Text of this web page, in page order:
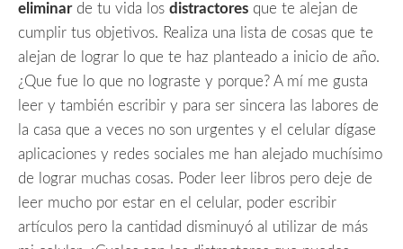
eliminarde tu vida los distractores que te alejan de
cumplir tus objetivos. Realiza una lista de cosas que te
alejan de lograr lo que te haz planteado a inicio de año.
¿Que fue lo que no lograste y porque? A mí me gusta
leer y también escribir y para ser sincera las labores de
la casa que a veces no son urgentes y el celular dígase
aplicaciones y redes sociales me han alejado muchísimo
de lograr muchas cosas. Poder leer libros pero deje de
leer mucho por estar en el celular, poder escribir
artículos pero la cantidad disminuyó al utilizar de más